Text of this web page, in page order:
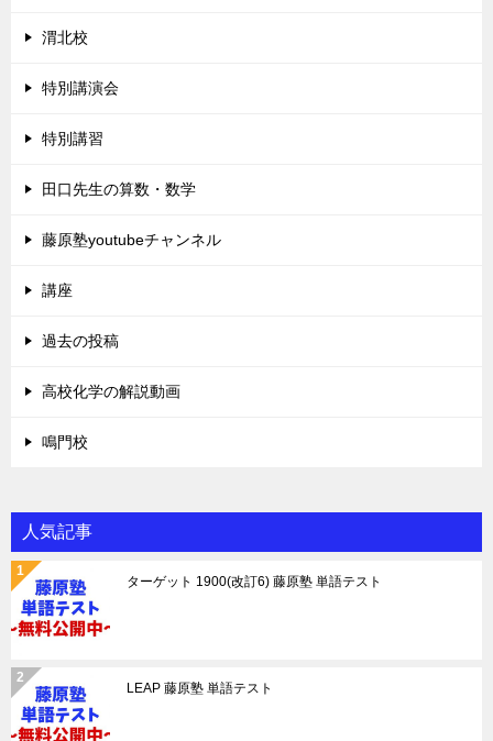
渭北校
特別講演会
特別講習
田口先生の算数・数学
藤原塾youtubeチャンネル
講座
過去の投稿
高校化学の解説動画
鳴門校
人気記事
ターゲット 1900(改訂6) 藤原塾 単語テスト
LEAP 藤原塾 単語テスト